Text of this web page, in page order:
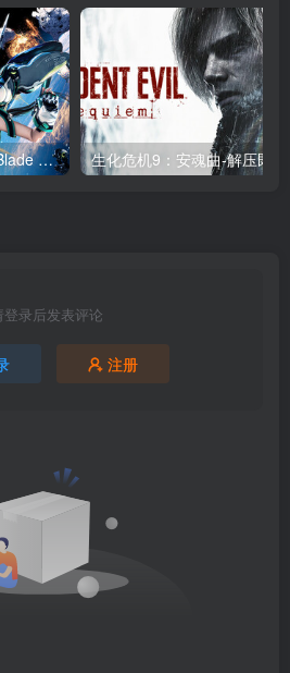
剑星-虚拟机版/ Stellar Blade v1.4.1|Build.19963153 终极版新补丁 送修改器 免安装中文版
登录后发表评论
注册